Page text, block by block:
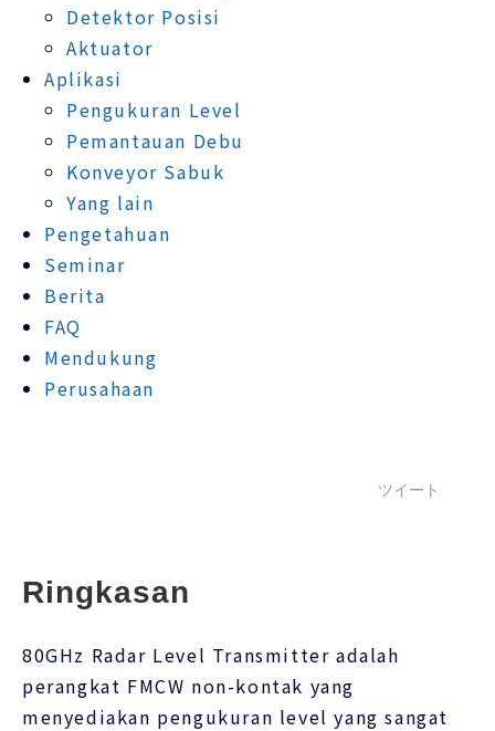
Detektor Posisi
Aktuator
Aplikasi
Pengukuran Level
Pemantauan Debu
Konveyor Sabuk
Yang lain
Pengetahuan
Seminar
Berita
FAQ
Mendukung
Perusahaan
ツイート
Ringkasan
80GHz Radar Level Transmitter adalah
perangkat FMCW non-kontak yang
menyediakan pengukuran level yang sangat